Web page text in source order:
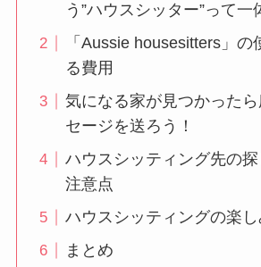
う”ハウスシッター”って一
「Aussie housesitters」
る費用
気になる家が見つかった
セージを送ろう！
ハウスシッティング先の
注意点
ハウスシッティングの楽
まとめ